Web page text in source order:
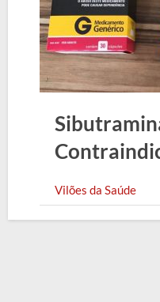
Vilões da Saúde